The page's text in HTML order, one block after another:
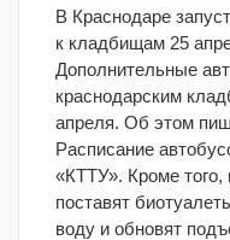
В Краснодаре
к кладбищам 25
Дополнительные
краснодарским
апреля. Об этом
Расписание
«КТТУ». Кроме того,
поставят
воду и обновят